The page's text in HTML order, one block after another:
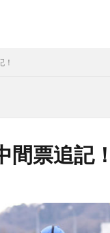
票追記！